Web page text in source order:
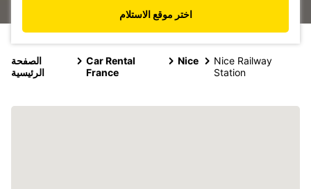
اختر موقع الاستلام
الصفحة
الرئيسية
Car Rental
France
Nice
Nice Railway
Station